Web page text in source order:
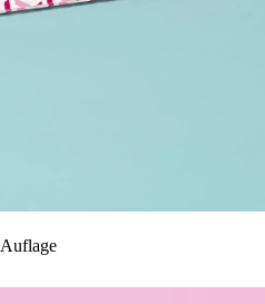
Auflage